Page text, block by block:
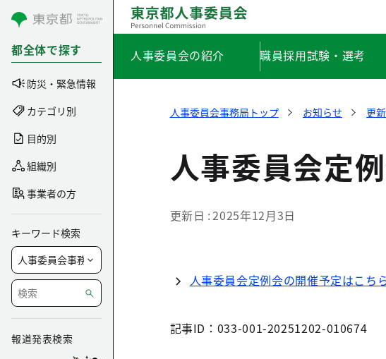
コンテンツにスキップ
都全体で探す
防災・緊急情報
カテゴリ別
目的別
組織別
事業者の方
キーワード検索
報道発表検索
人事委員会の紹介 職員採用試験・選考
人事委員会事務局トップ お知らせ 更
人事委員会定
更新日 2025年12月3日
人事委員会定例会の開催予定はこち
記事ID：033-001-20251202-010674